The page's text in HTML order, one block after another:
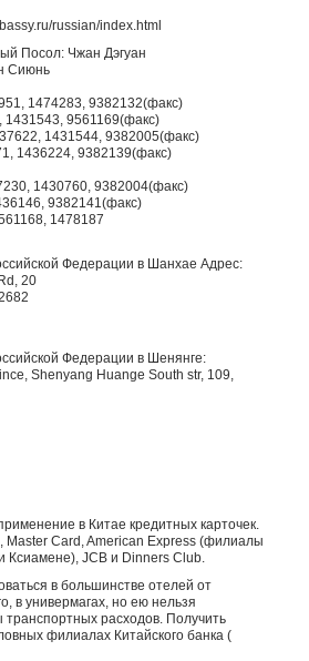
russian/index.html
Посол: Чжан Дэгуан
Сиюнь
1474283, 9382132(факс)
1431543, 9561169(факс)
1431544, 9382005(факс)
1436224, 9382139(факс)
1430760, 9382004(факс)
9382141(факс)
1478187
Федерации в Шанхае Адрес:
20
Федерации в Шенянге:
Shenyang Huange South str, 109,
в Китае кредитных карточек.
Master Card, American Express (филиалы
Ксиамене), JCB и Dinners Club.
в большинстве отелей от
в универмагах, но ею нельзя
транспортных расходов. Получить
филиалах Китайского банка (